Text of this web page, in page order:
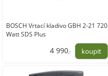
BOSCH Vrtací kladivo GBH 2-21 720
Watt SDS Plus
4 990,-